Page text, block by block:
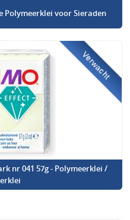
Polymeerklei voor Sieraden
Verwacht
nr 041 57g - Polymeerklei /